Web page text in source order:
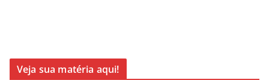
Veja sua matéria aqui!